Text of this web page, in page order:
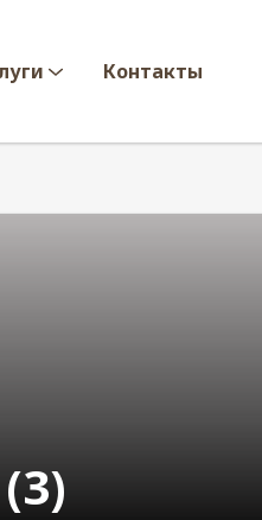
Контакты